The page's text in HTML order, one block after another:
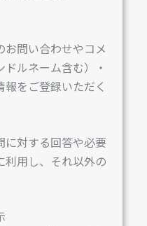
お問い合わせやコメ
ルネーム含む）・
をご登録いただく
に対する回答や必要
利用し、それ以外の